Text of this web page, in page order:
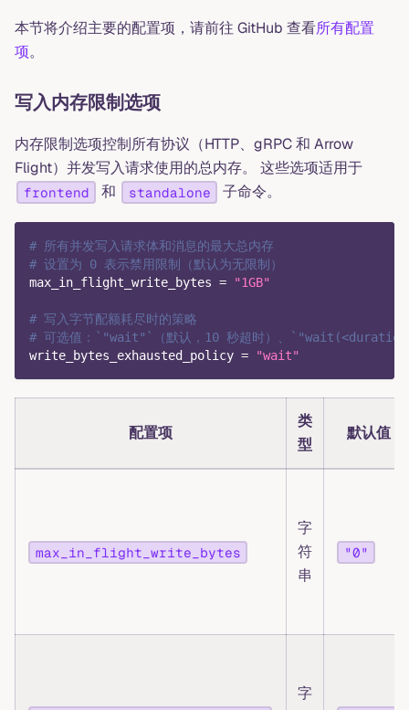
本节将介绍主要的配置项，请前往 GitHub 查看所有配置
项。
写入内存限制选项
内存限制选项控制所有协议（HTTP、gRPC 和 Arrow
Flight）并发写入请求使用的总内存。 这些选项适用于
frontend 和 standalone 子命令。
# 所有并发写入请求体和消息的最大总内存
# 设置为 0 表示禁用限制（默认为无限制）
max_in_flight_write_bytes = "1GB"
# 写入字节配额耗尽时的策略
# 可选值：`"wait"`（默认，10 秒超时）、
write_bytes_exhausted_policy = "wait"
配置项
类
型
默认值
max_in_flight_write_bytes
字
符
串
"0"
字